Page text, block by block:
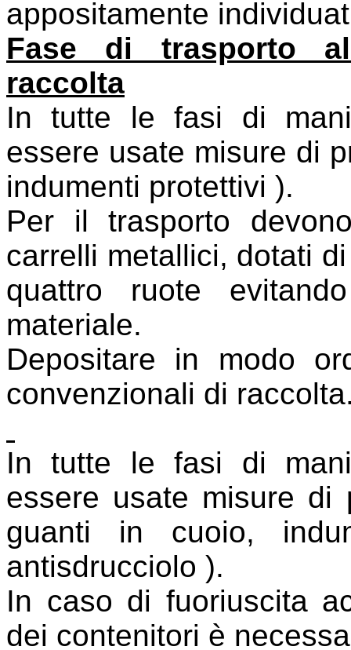
appositamente
Fase di trasporto
raccolta
In tutte le fasi di
essere usate misure di
indumenti protettivi ).
Per il trasporto
carrelli metallici, dotati
quattro ruote
materiale.
Depositare in modo
convenzionali di
In tutte le fasi di
essere usate misure di
guanti in cuoio,
antisdrucciolo ).
In caso di fuoriuscita
dei contenitori è